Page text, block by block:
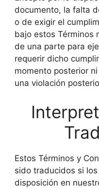
documento, la falta
o de exigir el
bajo estos Términos
de una parte para
requerir dicho
momento posterior
una violación
Estos Términos y
sido traducidos si
disposición en